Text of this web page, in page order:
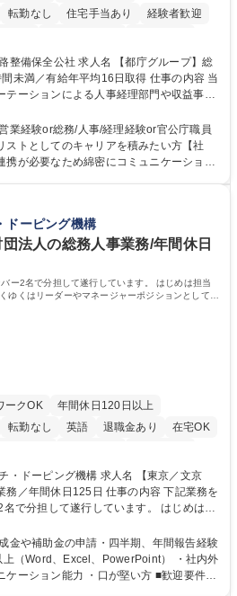
転勤なし 住宅手当あり
経験者歓迎
り 食事補助あり
名 【都庁グループ】総
有給年平均16日取得 仕事の内容 当
テーションによる人事経理部門や収益事業
部署での業務をお任せいたします。研修
！ ※下記業務詳細 【業務詳細】■
ど当公社の運営に係る管理業務 ■収益部
営、新宿駅西口広場の「イベントコーナ
ツアー事業 ※入社後は上記いずれかの部門
る業務 募集職種 【都庁グル
平均9時間未満／有給年平均16日取得
業経験or総務/人事/経理経験or官公庁職員
ストとしてのキャリアを積みたい方【社
携が必要なため綿密にコミュニケーション
きます。 ■様々なプロジェクト：駐車場
置された照明を兼ねた広告「ブライトサ
事業収益を生み出す活動を積極的に行って
ドーピング機構
団法人の総務人事業務/年間休日
ー2名で分担して遂行しています。 はじめは担当
ゆくはリーダーやマネージャーポジションとして活
ークOK
年間休日120日以上
転勤なし 英語 退職金あり
在宅OK
機構 求人名 【東京／文京
日 仕事の内容 下記業務を
で分担して遂行しています。 はじめは担
、ゆくゆくはリーダーやマネージャーポ
ています。 【総務・人事グルー
・採用活動 ・教育研修の企画、実行 ・勤
法定の会議運営（評議員会、理事会） ・
金や補助金の申請・四半期、年間報告経験
上（Word、Excel、PowerPoint） ・社内外
ョン能力 ・口が堅い方 ■歓迎要件